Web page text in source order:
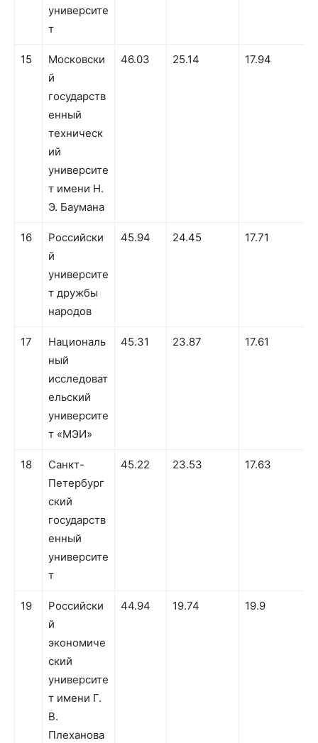
университе
т
15
Московски
й
государств
енный
техническ
ий
университе
т имени Н.
Э. Баумана
46.03 25.14 17.94
16
Российски
й
университе
т дружбы
народов
45.94 24.45 17.71
17
Националь
ный
исследоват
ельский
университе
т «МЭИ»
45.31 23.87 17.61
18
Санкт-
Петербург
ский
государств
енный
университе
т
45.22 23.53 17.63
19
Российски
й
экономиче
ский
университе
т имени Г.
В.
Плеханова
44.94 19.74 19.9